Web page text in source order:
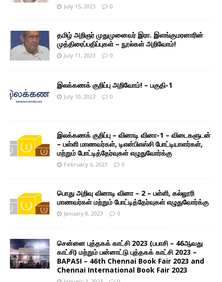
July 15, 2023 0
தமிழ் அறிஞர் முதுமுனைவர் இரா. இளங்குமரனாரின்
முத்திரைப்பதிப்புகள் – நூல்கள் அறிவோம்!
July 11, 2023 0
இலக்கணக் குறிப்பு அறிவோம்! – பகுதி-1
July 10, 2023 0
இலக்கணக் குறிப்பு – வினாடி வினா-1 – விடைகளுடன்
– பள்ளி மாணவர்கள், டிஎன்பிஎஸ்சி போட்டியாளர்கள்,
மற்றும் போட்டித்தேர்வுகள் எழுதுவோர்க்கு
February 6, 2023 0
பொது அறிவு வினாடி வினா – 2 – பள்ளி, கல்லூரி
மாணவர்கள் மற்றும் போட்டித்தேர்வுகள் எழுதுவோர்க்கு
January 8, 2023 0
சென்னை புத்தகக் காட்சி 2023 (பபாசி – 46ஆவது
காட்சி) மற்றும் பன்னாட்டு புத்தகக் காட்சி 2023 –
BAPASI – 46th Chennai Book Fair 2023 and
Chennai International Book Fair 2023